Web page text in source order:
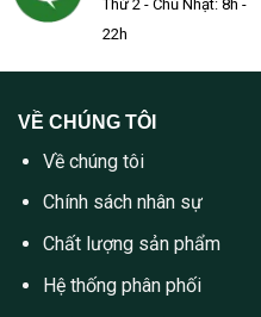
Thứ 2 - Chủ Nhật: 8h -
22h
VỀ CHÚNG TÔI
Về chúng tôi
Chính sách nhân sự
Chất lượng sản phẩm
Hệ thống phân phối